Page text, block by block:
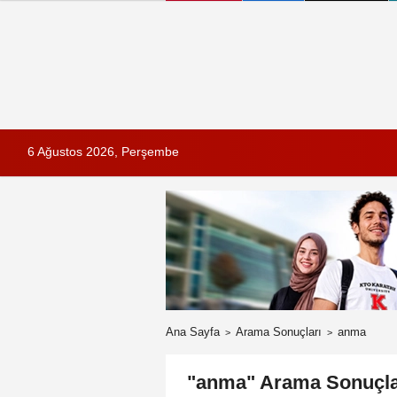
6 Ağustos 2026, Perşembe
Ana Sayfa Arama Sonuçları anma
"anma" Arama